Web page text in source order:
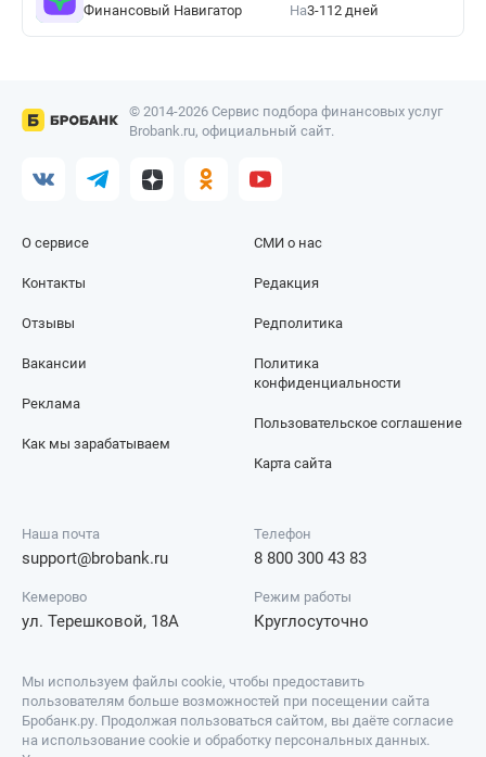
Финансовый Навигатор На3-112 дней
© 2014-2026 Сервис подбора финансовых услуг
Brobank.ru, официальный сайт.
О сервисе
Контакты
Отзывы
СМИ о нас
Редакция
Редполитика
Вакансии
Реклама
Как мы зарабатываем
Политика
конфиденциальности
Пользовательское соглашение
Карта сайта
Наша почта
support@brobank.ru
Телефон
8 800 300 43 83
Кемерово
ул. Терешковой, 18А
Режим работы
Круглосуточно
Мы используем файлы cookie, чтобы предоставить
пользователям больше возможностей при посещении сайта
Бробанк.ру. Продолжая пользоваться сайтом, вы даёте согласие
на использование cookie и обработку персональных данных.